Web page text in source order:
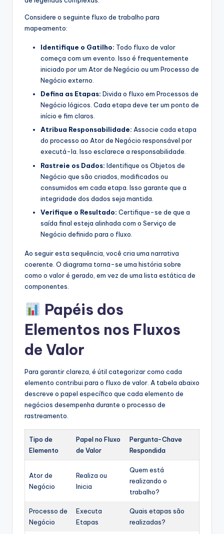
Considere o seguinte fluxo de trabalho para
mapeamento:
Identifique o Gatilho: Todo fluxo de valor
começa com um evento. Isso é frequentemente
iniciado por um Ator de Negócio ou um Processo de
Negócio externo.
Defina as Etapas: Divida o fluxo em Processos de
Negócio lógicos. Cada etapa deve ter um ponto de
início e fim claros.
Atribua Responsabilidade: Associe cada etapa
do processo ao Ator de Negócio responsável por
executá-la. Isso esclarece a responsabilidade.
Rastreie os Dados: Identifique os Objetos de
Negócio que são criados, modificados ou
consumidos em cada etapa. Isso garante que a
integridade dos dados seja mantida.
Verifique o Resultado: Certifique-se de que a
saída final esteja alinhada com o Serviço de
Negócio definido para o fluxo.
Ao seguir esta sequência, você cria uma narrativa
coerente. O diagrama torna-se uma história sobre
como o valor é gerado, em vez de uma lista estática de
componentes.
Papéis dos
Elementos nos Fluxos
de Valor
Para garantir clareza, é útil categorizar como cada
elemento contribui para o fluxo de valor. A tabela abaixo
descreve o papel específico que cada elemento de
negócios desempenha durante o processo de
rastreamento.
Tipo de
Elemento
Papel no Fluxo
de Valor
Pergunta-Chave
Respondida
Ator de
Negócio
Realiza ou
Inicia
Quem está
realizando o
trabalho?
Processo de
Negócio
Executa
Etapas
Quais etapas são
realizadas?